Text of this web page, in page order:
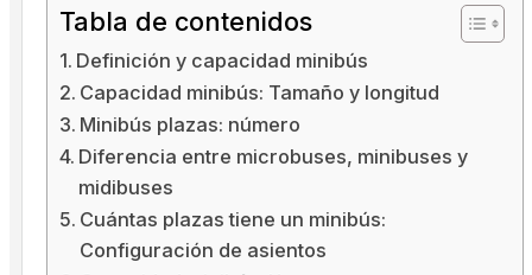
Tabla de contenidos
Definición y capacidad minibús
Capacidad minibús: Tamaño y longitud
Minibús plazas: número
Diferencia entre microbuses, minibuses y
midibuses
Cuántas plazas tiene un minibús:
Configuración de asientos